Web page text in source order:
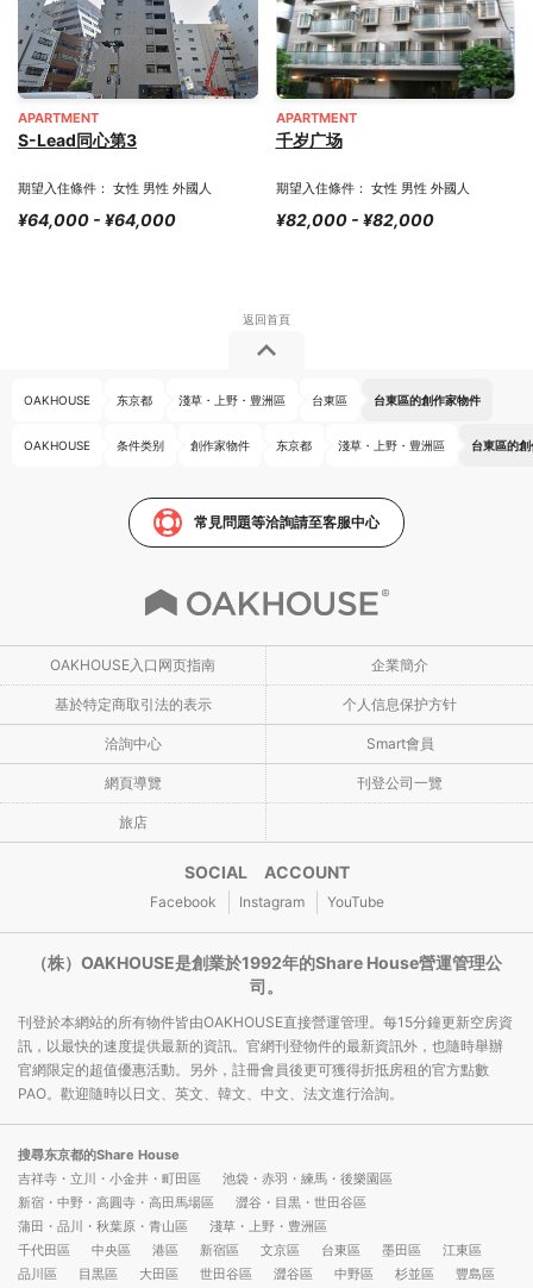
APARTMENT
S-Lead同心第3
期望入住條件： 女性 男性 外國人
¥64,000 - ¥64,000
APARTMENT
千岁广场
期望入住條件： 女性 男性 外國人
¥82,000 - ¥82,000
OAKHOUSE 东京都 淺草・上野・豊洲區 台東區 台東區的創作家物件
OAKHOUSE 条件类别 創作家物件 东京都 淺草・上野・豊洲區 台東區的
常見問題等洽詢請至客服中心
OAKHOUSE入口网页指南 企業簡介
基於特定商取引法的表示 个人信息保护方针
洽詢中心 Smart會員
網頁導覽 刊登公司一覽
旅店
SOCIAL ACCOUNT
Facebook Instagram YouTube
（株）OAKHOUSE是創業於1992年的Share House營運管理公
司。
刊登於本網站的所有物件皆由OAKHOUSE直接營運管理。每15分鐘更新空房資
訊，以最快的速度提供最新的資訊。官網刊登物件的最新資訊外，也隨時舉辦
官網限定的超值優惠活動。另外，註冊會員後更可獲得折抵房租的官方點數
PAO。歡迎隨時以日文、英文、韓文、中文、法文進行洽詢。
搜尋东京都的Share House
吉祥寺・立川・小金井・町田區
池袋・赤羽・練馬・後樂園區
新宿・中野・高圓寺・高田馬場區
澀谷・目黒・世田谷區
蒲田・品川・秋葉原・青山區
淺草・上野・豊洲區
千代田區
中央區 港區 新宿區 文京區 台東區 墨田區
江東區
品川區
目黒區 大田區 世田谷區 澀谷區 中野區 杉並區
豐島區